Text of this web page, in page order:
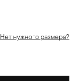
Нет нужного размера?